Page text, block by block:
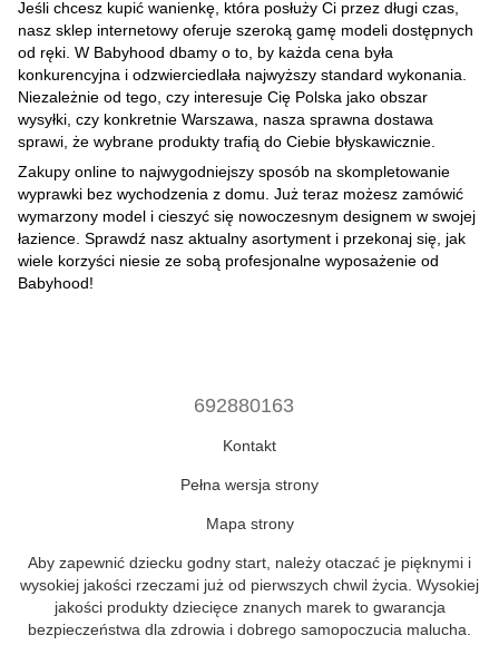
Jeśli chcesz kupić wanienkę, która posłuży Ci przez długi czas,
nasz sklep internetowy oferuje szeroką gamę modeli dostępnych
od ręki. W Babyhood dbamy o to, by każda cena była
konkurencyjna i odzwierciedlała najwyższy standard wykonania.
Niezależnie od tego, czy interesuje Cię Polska jako obszar
wysyłki, czy konkretnie Warszawa, nasza sprawna dostawa
sprawi, że wybrane produkty trafią do Ciebie błyskawicznie.
Zakupy online to najwygodniejszy sposób na skompletowanie
wyprawki bez wychodzenia z domu. Już teraz możesz zamówić
wymarzony model i cieszyć się nowoczesnym designem w swojej
łazience. Sprawdź nasz aktualny asortyment i przekonaj się, jak
wiele korzyści niesie ze sobą profesjonalne wyposażenie od
Babyhood!
692880163
Kontakt
Pełna wersja strony
Mapa strony
Aby zapewnić dziecku godny start, należy otaczać je pięknymi i
wysokiej jakości rzeczami już od pierwszych chwil życia. Wysokiej
jakości produkty dziecięce znanych marek to gwarancja
bezpieczeństwa dla zdrowia i dobrego samopoczucia malucha.